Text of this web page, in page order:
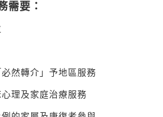
需要：
然轉介」予地區服務
理及家庭治療服務